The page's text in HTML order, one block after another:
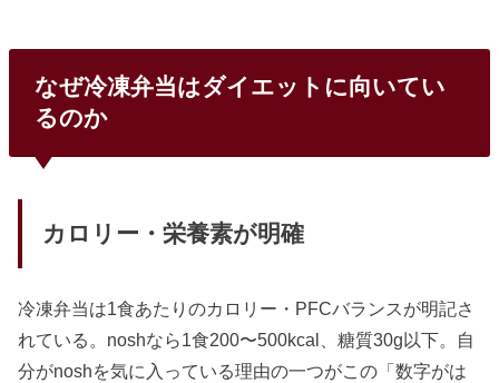
なぜ冷凍弁当はダイエットに向いてい
るのか
カロリー・栄養素が明確
冷凍弁当は1食あたりのカロリー・PFCバランスが明記さ
れている。noshなら1食200〜500kcal、糖質30g以下。自
分がnoshを気に入っている理由の一つがこの「数字がは